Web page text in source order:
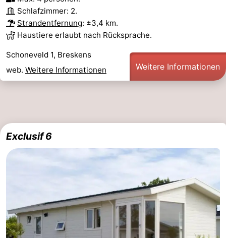
Schlafzimmer: 2.
Strandentfernung: ±3,4 km.
Haustiere erlaubt nach Rücksprache.
Schoneveld 1, Breskens
web. Weitere Informationen Weitere Informationen
Exclusif 6